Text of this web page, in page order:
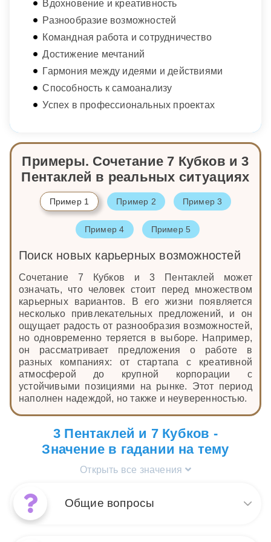
Вдохновение и креативность
Разнообразие возможностей
Командная работа и сотрудничество
Достижение мечтаний
Гармония между идеями и действиями
Способность к самоанализу
Успех в профессиональных проектах
Примеры. Сочетание 7 Кубков и 3
Пентаклей в реальных ситуациях
Пример 1 Пример 2 Пример 3
Пример 4 Пример 5
Поиск новых карьерных возможностей
Сочетание 7 Кубков и 3 Пентаклей может
означать, что человек стоит перед множеством
карьерных вариантов. В его жизни появляется
несколько привлекательных предложений, и он
ощущает радость от разнообразия возможностей,
но одновременно теряется в выборе. Например,
он рассматривает предложения о работе в
разных компаниях: от стартапа с креативной
атмосферой до крупной корпорации с
устойчивыми позициями на рынке. Этот период
наполнен надеждой, но также и неуверенностью.
3 Пентаклей и 7 Кубков -
Значение в гадании на тему
Открыть все значения
Общие вопросы